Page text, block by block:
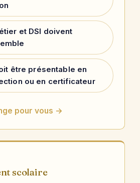
et DSI doivent
être présentable en
ou en certificateur
pour vous →
scolaire